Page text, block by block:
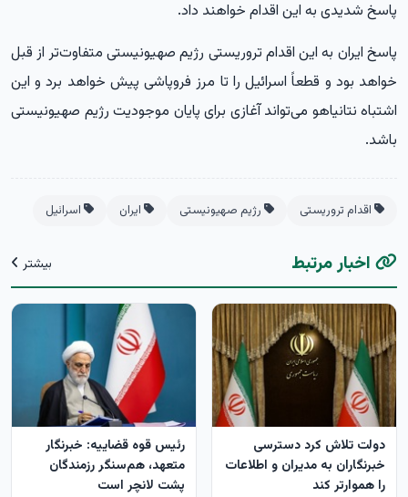
پاسخ شدیدی به این اقدام خواهند داد.
پاسخ ایران به این اقدام تروریستی رژیم صهیونیستی متفاوت‌تر از قبل
خواهد بود و قطعاً اسرائیل را تا مرز فروپاشی پیش خواهد برد و این
اشتباه نتانیاهو می‌تواند آغازی برای پایان موجودیت رژیم صهیونیستی
باشد.
اقدام تروریستی رژیم صهیونیستی ایران اسرائیل
اخبار مرتبط بیشتر
دولت تلاش کرد دسترسی
خبرنگاران به مدیران و اطلاعات
را هموارتر کند
رئیس قوه قضاییه: خبرنگار
متعهد، هم‌سنگر رزمندگان
پشت لانچر است